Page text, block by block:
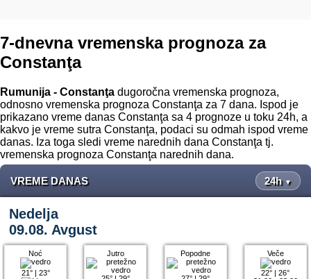
7-dnevna vremenska prognoza za
Constanţa
Rumunija - Constanţa dugoročna vremenska prognoza,
odnosno vremenska prognoza Constanţa za 7 dana. Ispod je
prikazano vreme danas Constanţa sa 4 prognoze u toku 24h, a
kakvo je vreme sutra Constanţa, podaci su odmah ispod vreme
danas. Iza toga sledi vreme narednih dana Constanţa tj.
vremenska prognoza Constanţa narednih dana.
VREME DANAS 24h ▼
Nedelja
09.08. Avgust
Noć
21°| 23°
Jutro Popodne Veče
22° |26°